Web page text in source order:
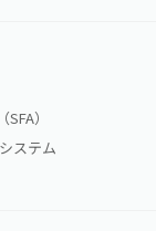
）
ステム